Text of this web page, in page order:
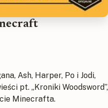
Ash, Harper, Po i Jodi,
pt. „Kroniki Woodsword”,
Minecrafta.